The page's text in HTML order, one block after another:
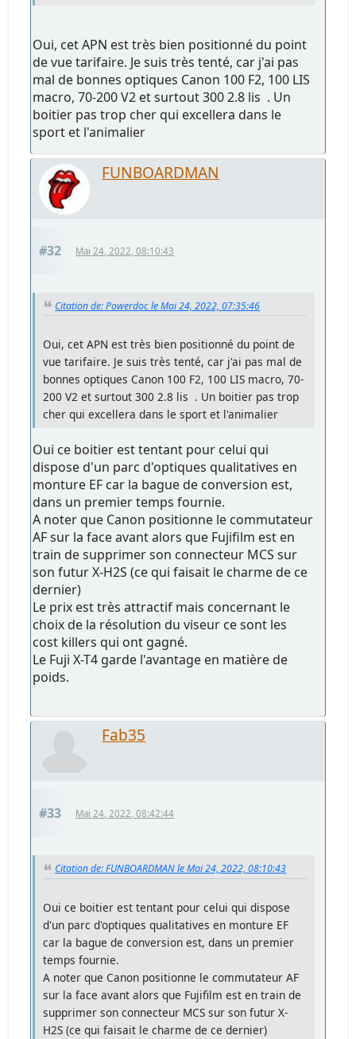
Oui, cet APN est très bien positionné du point
de vue tarifaire. Je suis très tenté, car j'ai pas
mal de bonnes optiques Canon 100 F2, 100 LIS
macro, 70-200 V2 et surtout 300 2.8 lis . Un
boitier pas trop cher qui excellera dans le
sport et l'animalier
FUNBOARDMAN
#32 Mai 24, 2022, 08:10:43
Citation de: Powerdoc le Mai 24, 2022, 07:35:46
Oui, cet APN est très bien positionné du point de
vue tarifaire. Je suis très tenté, car j'ai pas mal de
bonnes optiques Canon 100 F2, 100 LIS macro, 70-
200 V2 et surtout 300 2.8 lis . Un boitier pas trop
cher qui excellera dans le sport et l'animalier
Oui ce boitier est tentant pour celui qui
dispose d'un parc d'optiques qualitatives en
monture EF car la bague de conversion est,
dans un premier temps fournie.
A noter que Canon positionne le commutateur
AF sur la face avant alors que Fujifilm est en
train de supprimer son connecteur MCS sur
son futur X-H2S (ce qui faisait le charme de ce
dernier)
Le prix est très attractif mais concernant le
choix de la résolution du viseur ce sont les
cost killers qui ont gagné.
Le Fuji X-T4 garde l'avantage en matière de
poids.
Fab35
#33 Mai 24, 2022, 08:42:44
Citation de: FUNBOARDMAN le Mai 24, 2022, 08:10:43
Oui ce boitier est tentant pour celui qui dispose
d'un parc d'optiques qualitatives en monture EF
car la bague de conversion est, dans un premier
temps fournie.
A noter que Canon positionne le commutateur AF
sur la face avant alors que Fujifilm est en train de
supprimer son connecteur MCS sur son futur X-
H2S (ce qui faisait le charme de ce dernier)